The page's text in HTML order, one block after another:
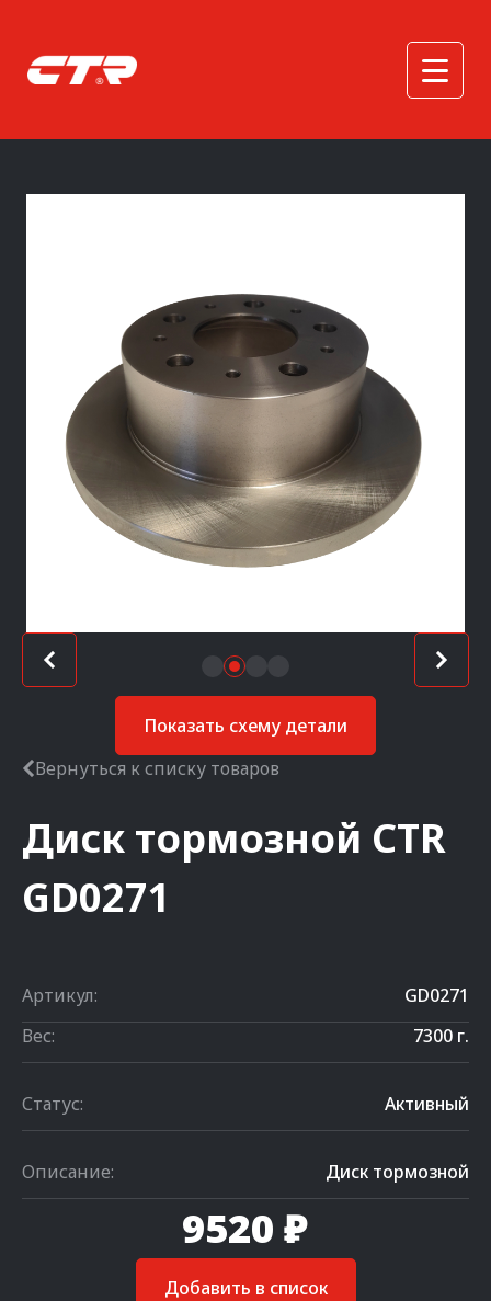
Показать схему детали
Вернуться к списку товаров
Диск тормозной CTR
GD0271
Артикул:
GD0271
Вес:
7300 г.
Статус: Активный
Описание: Диск тормозной
9520 ₽
Добавить в список